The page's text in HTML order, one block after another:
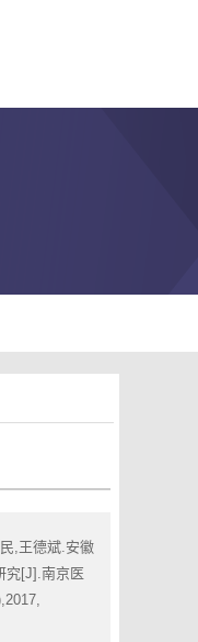
,王德斌.安徽
究[J].南京医